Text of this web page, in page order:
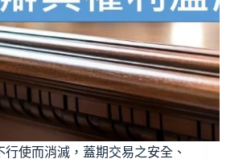
使而消滅，蓋期交易之安全、